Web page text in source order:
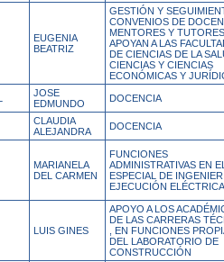
EUGENIA
BEATRIZ
GESTIÓN Y
CONVENIOS DE
MENTORES Y
APOYAN A LAS
DE CIENCIAS DE LA
CIENCIAS Y CIENCIAS
ECONÓMICAS Y
JOSE
EDMUNDO
DOCENCIA
CLAUDIA
ALEJANDRA
DOCENCIA
MARIANELA
DEL CARMEN
FUNCIONES
ADMINISTRATIVAS EN
ESPECIAL DE
EJECUCIÓN ELÉCTRICA
LUIS GINES
APOYO A LOS
DE LAS CARRERAS
, EN FUNCIONES
DEL LABORATORIO DE
CONSTRUCCIÓN